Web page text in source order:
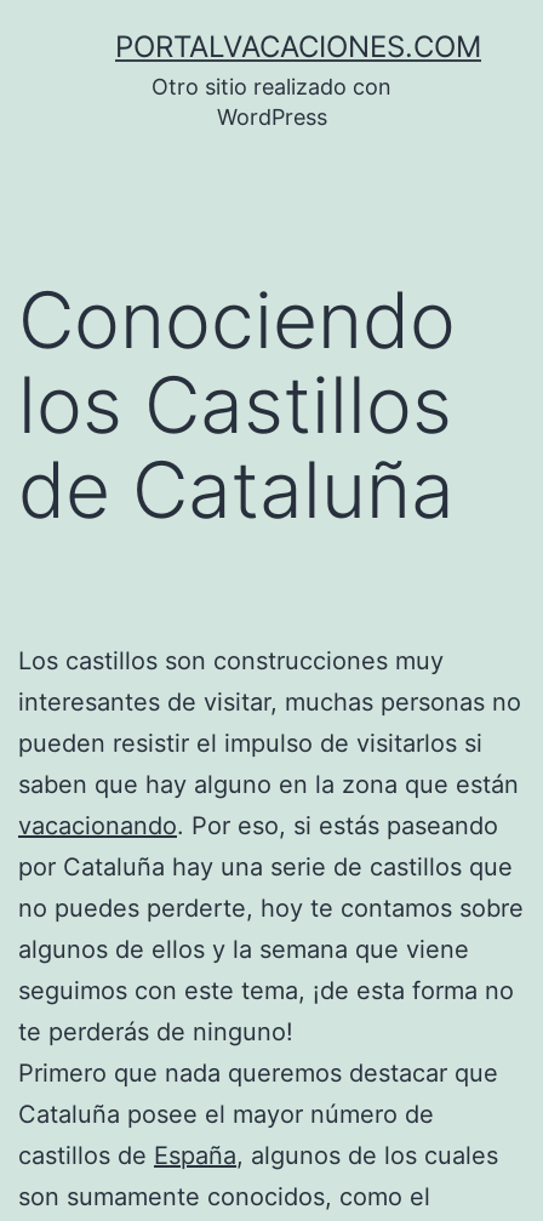
PORTALVACACIONES.COM
Otro sitio realizado con
WordPress
Conociendo
los Castillos
de Cataluña
Los castillos son construcciones muy
interesantes de visitar, muchas personas no
pueden resistir el impulso de visitarlos si
saben que hay alguno en la zona que están
vacacionando. Por eso, si estás paseando
por Cataluña hay una serie de castillos que
no puedes perderte, hoy te contamos sobre
algunos de ellos y la semana que viene
seguimos con este tema, ¡de esta forma no
te perderás de ninguno!
Primero que nada queremos destacar que
Cataluña posee el mayor número de
castillos de España, algunos de los cuales
son sumamente conocidos, como el